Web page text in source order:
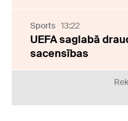
Sports 13:22
UEFA saglabā
sacensības